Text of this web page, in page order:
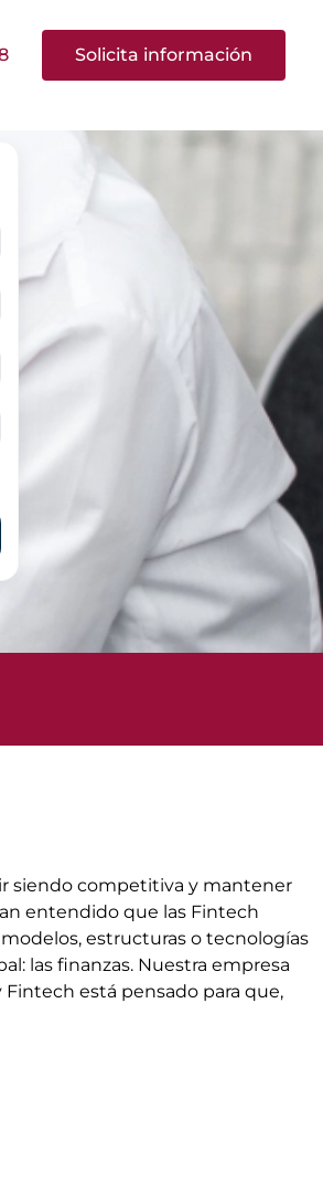
Solicita información
siendo competitiva y mantener
entendido que las Fintech
estructuras o tecnologías
las finanzas. Nuestra empresa
está pensado para que,